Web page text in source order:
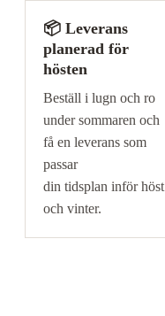
📦 Leverans
planerad för
hösten
Beställ i lugn och ro
under sommaren och
få en leverans som
passar
din tidsplan inför höst
och vinter.